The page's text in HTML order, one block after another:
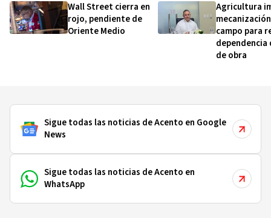
Wall Street cierra en
rojo, pendiente de
Oriente Medio
Agricultura
campo para
dependencia
de obra
Sigue todas las noticias de Acento en Google
News
Sigue todas las noticias de Acento en
WhatsApp